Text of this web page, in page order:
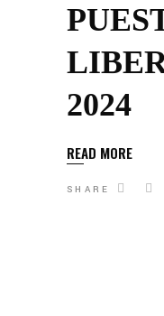
2024
READ MORE
SHARE